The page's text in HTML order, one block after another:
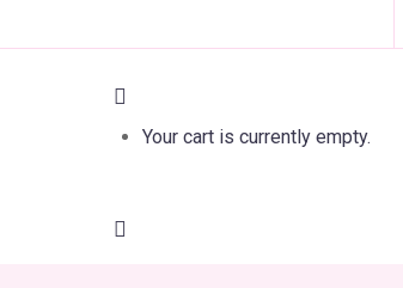
Your cart is currently empty.